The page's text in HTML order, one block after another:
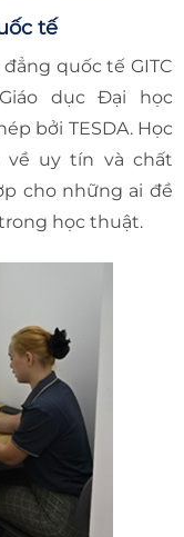
tế
quốc tế GITC
dục Đại học
bởi TESDA. Học
về uy tín và chất
cho những ai đề
học thuật.